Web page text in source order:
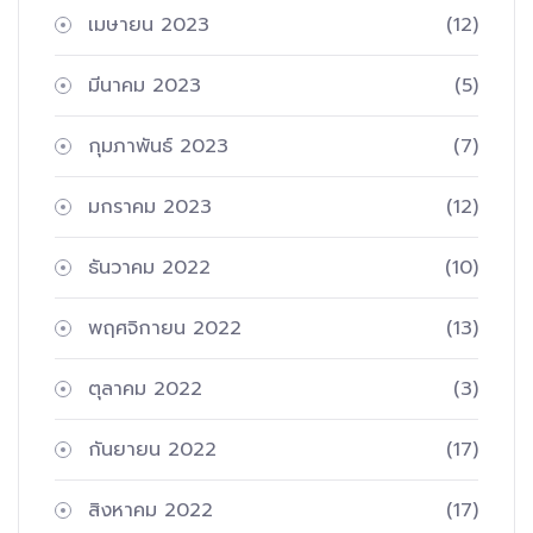
เมษายน 2023 (12)
มีนาคม 2023 (5)
กุมภาพันธ์ 2023 (7)
มกราคม 2023 (12)
ธันวาคม 2022 (10)
พฤศจิกายน 2022 (13)
ตุลาคม 2022 (3)
กันยายน 2022 (17)
สิงหาคม 2022 (17)